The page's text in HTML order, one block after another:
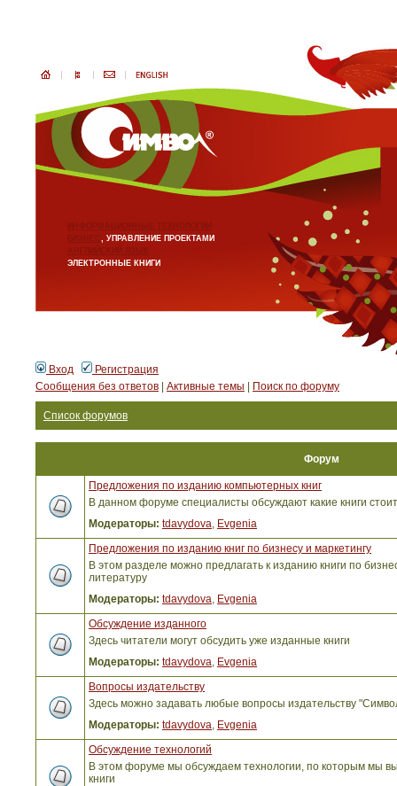
ИНФОРМАЦИОННЫЕ ТЕХНОЛОГИИ
БИЗНЕС, УПРАВЛЕНИЕ ПРОЕКТАМИ
АНГЛИЙСКИЙ ЯЗЫК
ЭЛЕКТРОННЫЕ КНИГИ
Вход
Регистрация
Сообщения без ответов
Активные темы Поиск по форуму
Список форумов
Форум
Предложения по изданию компьютерных книг
В данном форуме специалисты обсуждают какие книги
Модераторы: tdavydova, Evgenia
Предложения по изданию книг по бизнесу и маркетингу
В этом разделе можно предлагать к изданию книги по
литературу
Модераторы: tdavydova, Evgenia
Обсуждение изданного
Здесь читатели могут обсудить уже изданные книги
Модераторы: tdavydova, Evgenia
Вопросы издательству
Здесь можно задавать любые вопросы издательству
Модераторы: tdavydova, Evgenia
Обсуждение технологий
В этом форуме мы обсуждаем технологии, по которым мы
книги